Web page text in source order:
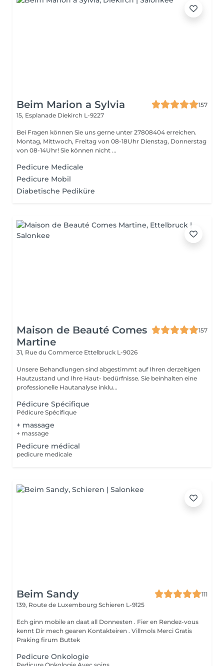
Beim Marion a Sylvia
157
15, Esplanade Diekirch L-9227
Bei Fragen können Sie uns gerne unter 27808404 erreichen.
Montag, Mittwoch, Freitag von 08-18Uhr Dienstag, Donnerstag
von 08-14Uhr! Sie können nicht ...
Pedicure Medicale
Pedicure Mobil
Diabetische Pediküre
Maison de Beauté Comes
Martine
157
31, Rue du Commerce Ettelbruck L-9026
Unsere Behandlungen sind abgestimmt auf Ihren derzeitigen
Hautzustand und Ihre Haut- bedürfnisse. Sie beinhalten eine
professionelle Hautanalyse inklu...
Pédicure Spécifique
Pédicure Spécifique
+ massage
+ massage
Pedicure médical
pedicure medicale
Beim Sandy
111
139, Route de Luxembourg Schieren L-9125
Ech ginn mobile an daat all Donnesten . Fier en Rendez-vous
kennt Dir mech gearen Kontakteiren . Villmols Merci Gratis
Praking firum Buttek
Pedicure Onkologie